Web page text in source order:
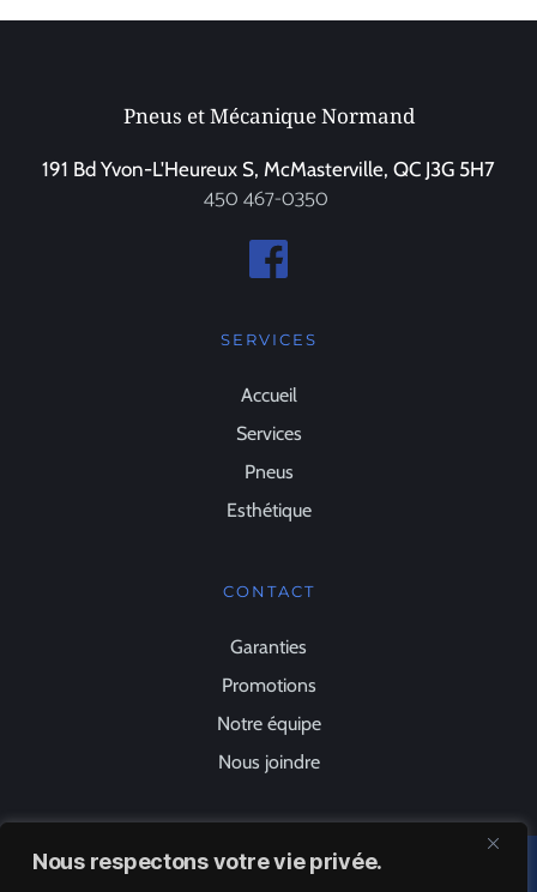
Nous respectons votre vie privée.
Pneus et Mécanique Normand
191 Bd Yvon-L'Heureux S, McMasterville, QC J3G 5H7
450 467-0350
SERVICES
Accueil
Services
Pneus
Esthétique
CONTACT
Garanties
Promotions
Notre équipe
Nous joindre